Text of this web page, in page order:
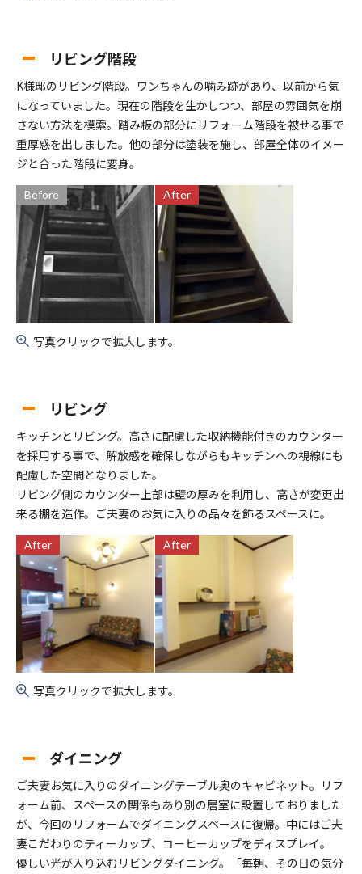
リビング階段
K様邸のリビング階段。ワンちゃんの噛み跡があり、以前から気
になっていました。現在の階段を生かしつつ、部屋の雰囲気を崩
さない方法を模索。踏み板の部分にリフォーム階段を被せる事で
重厚感を出しました。他の部分は塗装を施し、部屋全体のイメー
ジと合った階段に変身。
Before After
写真クリックで拡大します。
リビング
キッチンとリビング。高さに配慮した収納機能付きのカウンター
を採用する事で、解放感を確保しながらもキッチンへの視線にも
配慮した空間となりました。
リビング側のカウンター上部は壁の厚みを利用し、高さが変更出
来る棚を造作。ご夫妻のお気に入りの品々を飾るスペースに。
After After
写真クリックで拡大します。
ダイニング
ご夫妻お気に入りのダイニングテーブル奥のキャビネット。リフ
ォーム前、スペースの関係もあり別の居室に設置しておりました
が、今回のリフォームでダイニングスペースに復帰。中にはご夫
妻こだわりのティーカップ、コーヒーカップをディスプレイ。
優しい光が入り込むリビングダイニング。「毎朝、その日の気分